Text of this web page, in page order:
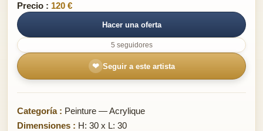
Precio : 120 €
Hacer una oferta
5 seguidores
❤ Seguir a este artista
Categoría : Peinture — Acrylique
Dimensiones : H: 30 x L: 30